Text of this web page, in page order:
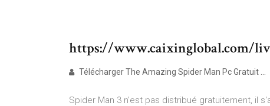
https://www.caixinglobal.com/
Télécharger The Amazing Spider Man Pc Gratuit ...
Spider Man 3 n'est pas distribué gratuitement, il